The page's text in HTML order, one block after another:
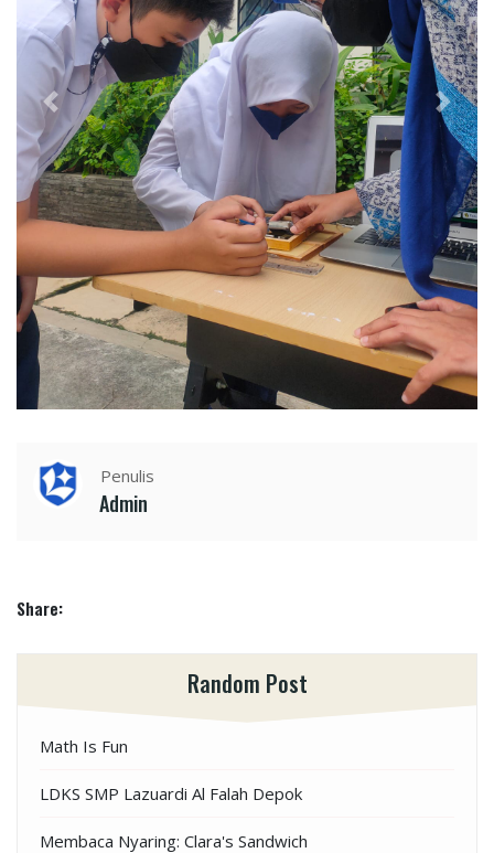
Penulis
Admin
Share:
Random Post
Math Is Fun
LDKS SMP Lazuardi Al Falah Depok
Membaca Nyaring: Clara's Sandwich